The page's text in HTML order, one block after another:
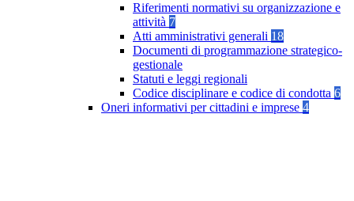
Riferimenti normativi su organizzazione e
attività 7
Atti amministrativi generali 18
Documenti di programmazione strategico-
gestionale
Statuti e leggi regionali
Codice disciplinare e codice di condotta 6
Oneri informativi per cittadini e imprese 4